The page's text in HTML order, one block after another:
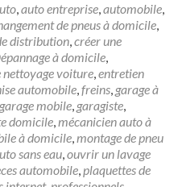
,auto entreprise,automobile,
de pneus à domicile,
distribution,créer une
à domicile,
nettoyage voiture,entretien
automobile,freins, garage à
garage mobile, garagiste,
domicile,mécanicien auto à
à domicile,montage de pneu
sans eau,ouvrir un lavage
automobile,plaquettes de